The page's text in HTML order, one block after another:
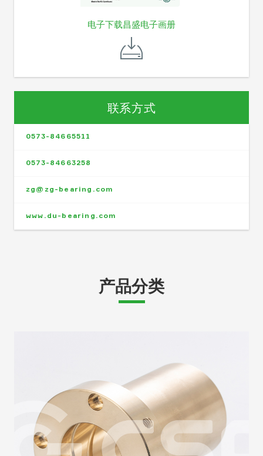
电子下载昌盛电子画册
联系方式
0573-84665511
0573-84663258
zg@zg-bearing.com
www.du-bearing.com
产品分类